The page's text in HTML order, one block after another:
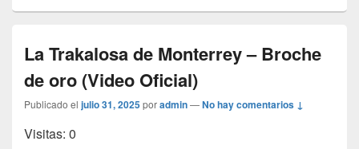
La Trakalosa de Monterrey – Broche
de oro (Video Oficial)
Publicado el julio 31, 2025poradmin—No hay comentarios ↓
Visitas: 0